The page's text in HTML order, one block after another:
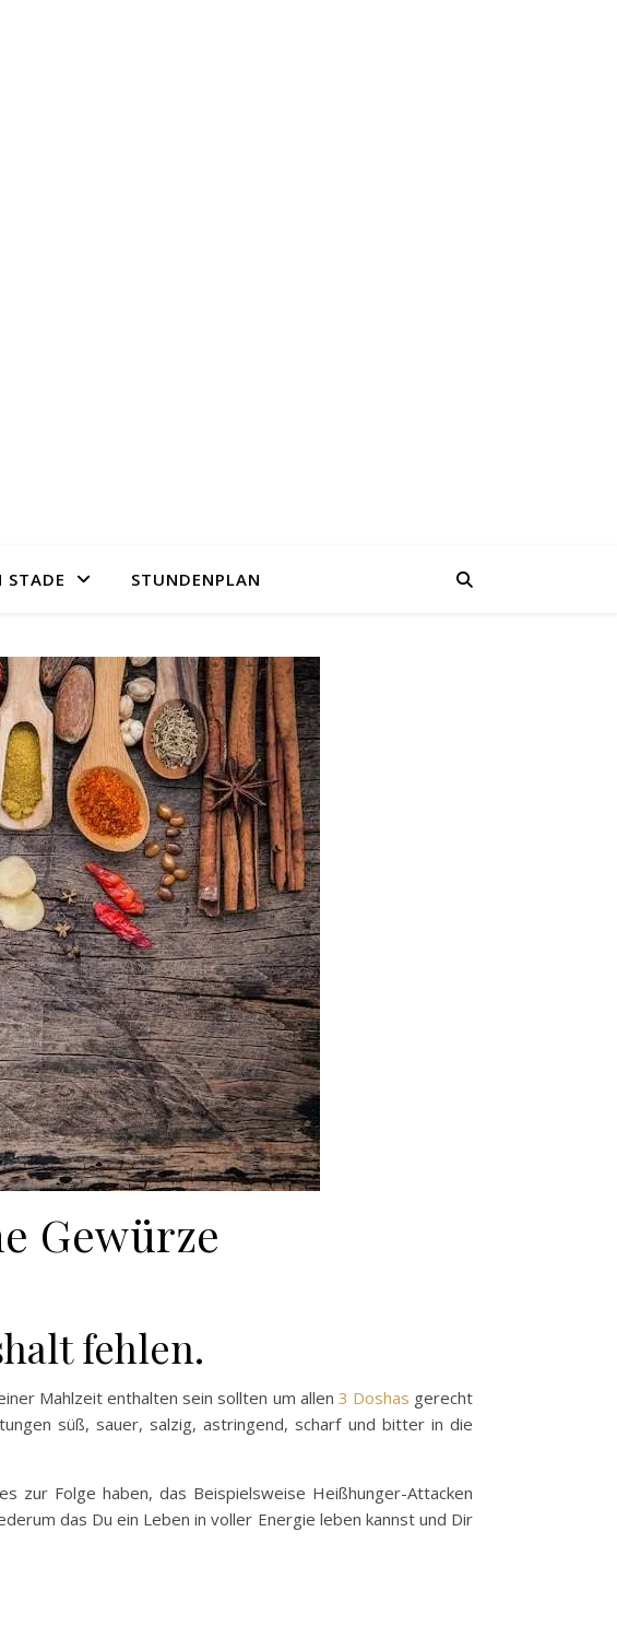
STADE STUNDENPLAN
Gewürze
fehlen.
Mahlzeit enthalten sein sollten um allen 3 Doshas gerecht
süß, sauer, salzig, astringend, scharf und bitter in die
zur Folge haben, das Beispielsweise Heißhunger-Attacken
das Du ein Leben in voller Energie leben kannst und Dir